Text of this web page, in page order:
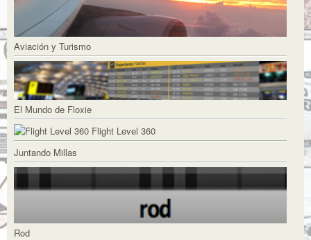
Aviación y Turismo
El Mundo de Floxie
Flight Level 360
Juntando Millas
Rod